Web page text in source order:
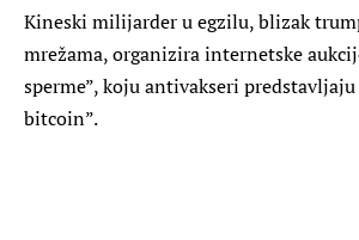
Kineski milijarder u egzilu, blizak
mrežama, organizira internetske
sperme”, koju antivakseri predstavljaju
bitcoin”.